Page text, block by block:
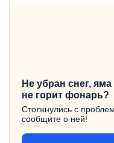
Не убран снег,
не горит фонарь?
Столкнулись с
сообщите о ней!